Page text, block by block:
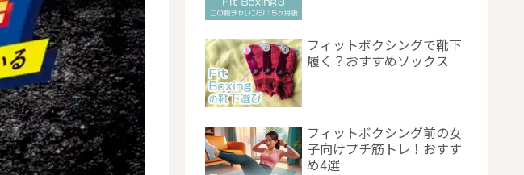
フィットボクシングで靴下
履く？おすすめソックス
フィットボクシング前の女
子向けプチ筋トレ！おすす
め4選